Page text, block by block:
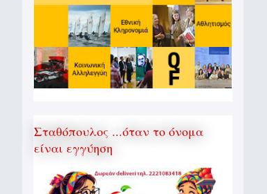
Σταθόπουλος ...όταν το όνομα
είναι εγγύηση